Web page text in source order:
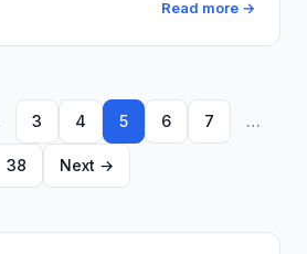
Read more →
3 4 5 6 7 …
38 Next →